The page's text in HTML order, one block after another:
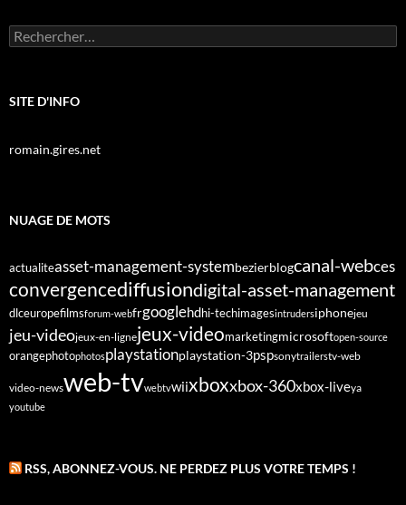
Rechercher :
SITE D'INFO
romain.gires.net
NUAGE DE MOTS
actualiteasset-management-systembezierblogcanal-webces
convergencediffusiondigital-asset-management
dlceuropefilmsforum-webfrgooglehdhi-techimagesintrudersiphonejeu
jeu-videojeux-en-lignejeux-videomarketingmicrosoftopen-source
orangephotophotosplaystationplaystation-3pspsonytrailerstv-web
video-newsweb-tvwebtvwiixboxxbox-360xbox-liveya
youtube
RSS, ABONNEZ-VOUS. NE PERDEZ PLUS VOTRE TEMPS !